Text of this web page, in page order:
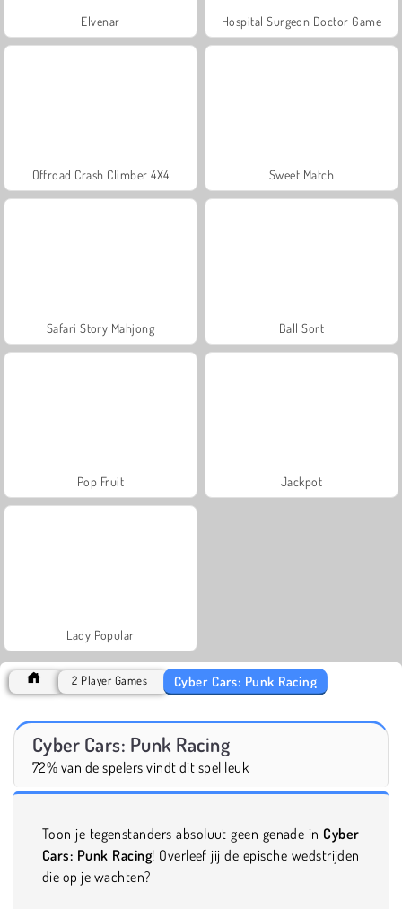
Elvenar Hospital Surgeon Doctor Game
Offroad Crash Climber 4X4 Sweet Match
Safari Story Mahjong Ball Sort
Pop Fruit Jackpot
Lady Popular
2 Player Games Cyber Cars: Punk Racing
Cyber Cars: Punk Racing
72% van de spelers vindt dit spel leuk
Toon je tegenstanders absoluut geen genade in Cyber
Cars: Punk Racing! Overleef jij de epische wedstrijden
die op je wachten?